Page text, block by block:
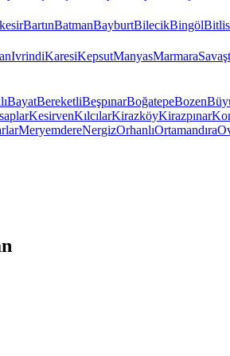
BartınBatmanBayburtBilecikBingölBitlis
IvrindiKaresiKepsutManyasMarmara
BayatBereketliBeşpınarBoğatepeBozen
KesirvenKılcılarKirazköyKirazpınar
MeryemdereNergizOrhanlıOrtamandıra